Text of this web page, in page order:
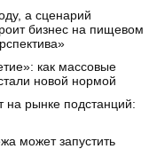
а сценарий
бизнес на пищевом
как массовые
новой нормой
на рынке подстанций:
может запустить